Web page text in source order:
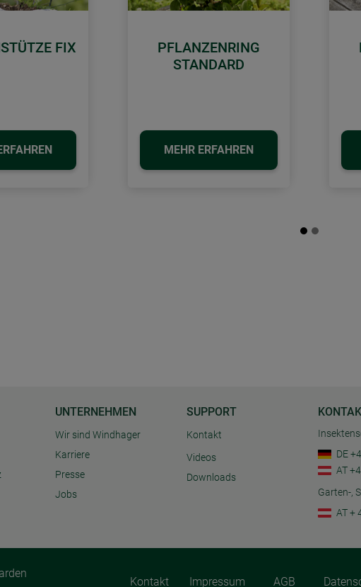
FIX
PFLANZENRING
STANDARD
MEHR ERFAHREN
UNTERNEHMEN
Wir sind Windhager
Karriere
Presse
Jobs
SUPPORT
Kontakt
Videos
Downloads
DE
AT
Garten-,
AT +
Kontakt Impressum AGB